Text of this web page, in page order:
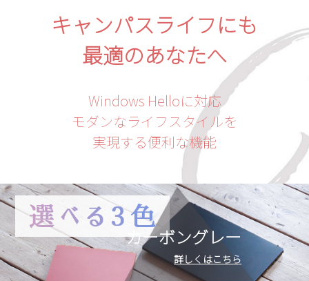
キャンパスライフにも
最適のあなたへ
Windows Helloに対応
モダンなライフスタイルを
実現する便利な機能
カーボングレー
詳しくはこちら